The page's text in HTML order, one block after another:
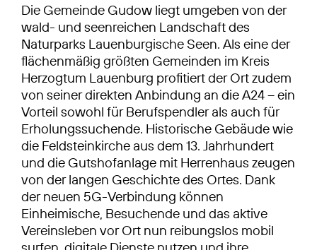
Die Gemeinde Gudow liegt umgeben von der
wald- und seenreichen Landschaft des
Naturparks Lauenburgische Seen. Als eine der
flächenmäßig größten Gemeinden im Kreis
Herzogtum Lauenburg profitiert der Ort zudem
von seiner direkten Anbindung an die A24 – ein
Vorteil sowohl für Berufspendler als auch für
Erholungssuchende. Historische Gebäude wie
die Feldsteinkirche aus dem 13. Jahrhundert
und die Gutshofanlage mit Herrenhaus zeugen
von der langen Geschichte des Ortes. Dank
der neuen 5G-Verbindung können
Einheimische, Besuchende und das aktive
Vereinsleben vor Ort nun reibungslos mobil